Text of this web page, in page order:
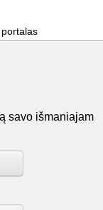
savo išmaniajam